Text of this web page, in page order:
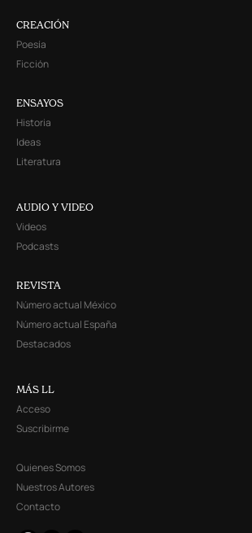
CREACIÓN
Poesía
Ficción
ENSAYOS
Historia
Ideas
Literatura
AUDIO Y VIDEO
Videos
Podcasts
REVISTA
Número actual México
Número actual España
Destacados
MÁS LL
Acceso
Suscribirme
Quienes Somos
Nuestros Autores
Contacto